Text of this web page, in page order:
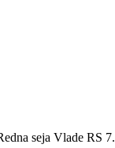
seja Vlade RS